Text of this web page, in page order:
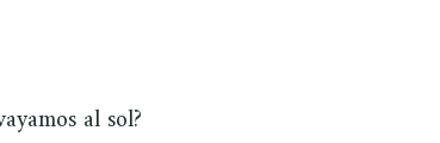
al sol?